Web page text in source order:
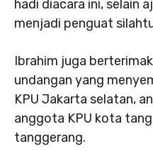
hadi diacara ini, selain
menjadi penguat
Ibrahim juga
undangan yang
KPU Jakarta selatan,
anggota KPU kota
tanggerang.